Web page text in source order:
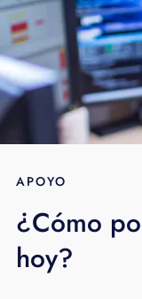
Energía
Televisión
BLOG
APOYO
APOYO
¿Cómo
hoy?